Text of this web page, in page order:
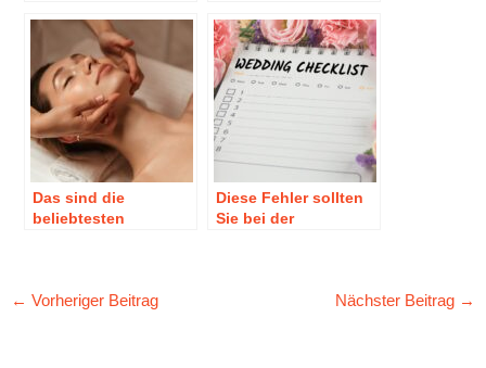
ihre Zielgruppe?
Das sind die
beliebtesten
Diese Fehler sollten
Sie bei der
← Vorheriger Beitrag Nächster Beitrag →